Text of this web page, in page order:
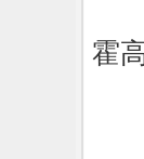
霍
永